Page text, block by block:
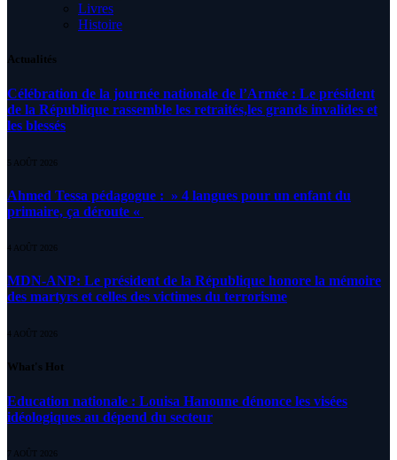
Livres
Histoire
Actualités
Célébration de la journée nationale de l’Armée : Le président
de la République rassemble les retraités,les grands invalides et
les blessés
5 AOÛT 2026
Ahmed Tessa pédagogue : » 4 langues pour un enfant du
primaire, ça déroute «
4 AOÛT 2026
MDN-ANP: Le président de la République honore la mémoire
des martyrs et celles des victimes du terrorisme
4 AOÛT 2026
What's Hot
Education nationale : Louisa Hanoune dénonce les visées
idéologiques au dépend du secteur
7 AOÛT 2026